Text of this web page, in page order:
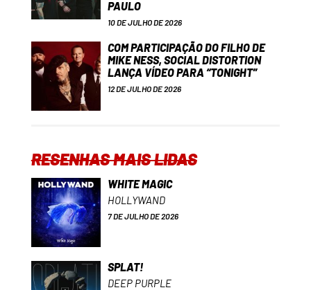
PAULO
10 DE JULHO DE 2026
COM PARTICIPAÇÃO DO FILHO DE
MIKE NESS, SOCIAL DISTORTION
LANÇA VÍDEO PARA “TONIGHT”
12 DE JULHO DE 2026
RESENHAS MAIS LIDAS
WHITE MAGIC
HOLLYWAND
7 DE JULHO DE 2026
SPLAT!
DEEP PURPLE